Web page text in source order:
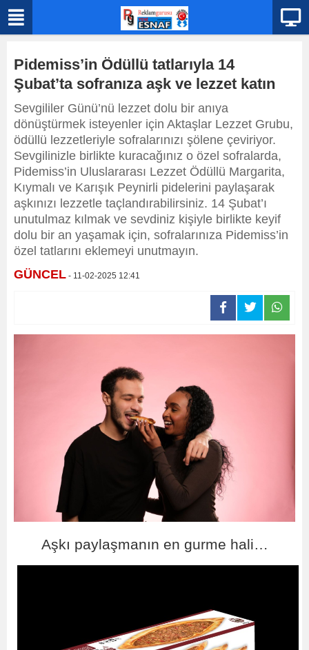
Pidemiss’in Ödüllü tatlarıyla 14
Şubat’ta sofranıza aşk ve lezzet katın
​​​​​​​Sevgililer Günü’nü lezzet dolu bir anıya
dönüştürmek isteyenler için Aktaşlar Lezzet Grubu,
ödüllü lezzetleriyle sofralarınızı şölene çeviriyor.
Sevgilinizle birlikte kuracağınız o özel sofralarda,
Pidemiss’in Uluslararası Lezzet Ödüllü Margarita,
Kıymalı ve Karışık Peynirli pidelerini paylaşarak
aşkınızı lezzetle taçlandırabilirsiniz. 14 Şubat’ı
unutulmaz kılmak ve sevdiniz kişiyle birlikte keyif
dolu bir an yaşamak için, sofralarınıza Pidemiss’in
özel tatlarını eklemeyi unutmayın.
GÜNCEL - 11-02-2025 12:41
Aşkı paylaşmanın en gurme hali…